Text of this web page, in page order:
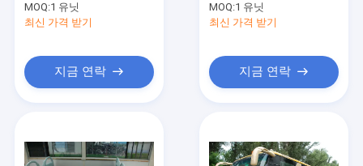
MOQ:1 유닛
최신 가격 받기
지금 연락
MOQ:1 유닛
최신 가격 받기
지금 연락